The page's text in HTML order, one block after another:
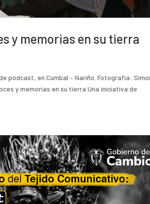
y memorias en su tierra
pódcast, en Cumbal – Nariño. Fotografía:
y memorias en su tierra Una iniciativa de